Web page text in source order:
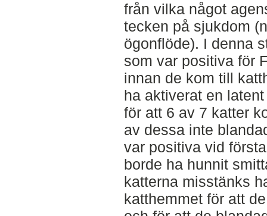
från vilka något
tecken på sjukdom
ögonflöde). I denna
som var positiva för
innan de kom till
ha aktiverat en
för att 6 av 7 katter
av dessa inte
var positiva vid
borde ha hunnit
katterna misstänks
katthemmet för att